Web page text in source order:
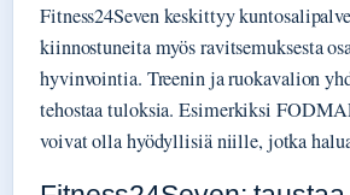
Fitness24Seven keskittyy
kiinnostuneita myös ravitsemuksesta
hyvinvointia. Treenin ja ruokavalion
tehostaa tuloksia. Esimerkiksi
voivat olla hyödyllisiä niille, jotka